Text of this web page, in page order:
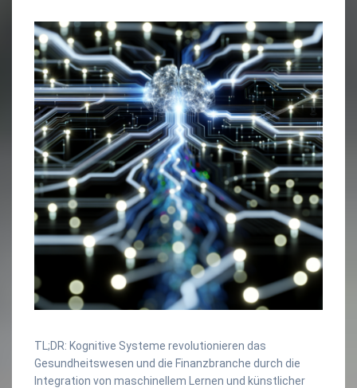
TL;DR: Kognitive Systeme revolutionieren das
Gesundheitswesen und die Finanzbranche durch die
Integration von maschinellem Lernen und künstlicher